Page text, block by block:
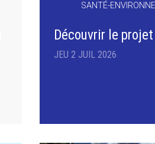
SANTÉ-
Découvrir le
JEU 2 JUIL 2026